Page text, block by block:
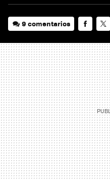
9 comentarios